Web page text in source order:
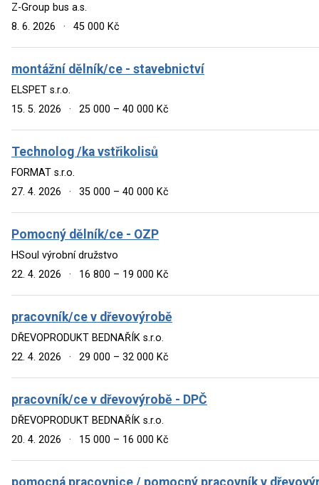
Z-Group bus a.s.
8. 6. 2026
· 45 000 Kč
montážní dělník/ce - stavebnictví
ELSPET s.r.o.
15. 5. 2026
· 25 000 – 40 000 Kč
Technolog /ka vstřikolisů
FORMAT s.r.o.
27. 4. 2026
· 35 000 – 40 000 Kč
Pomocný dělník/ce - OZP
HSoul výrobní družstvo
22. 4. 2026
· 16 800 – 19 000 Kč
pracovník/ce v dřevovýrobě
DŘEVOPRODUKT BEDNAŘÍK s.r.o.
22. 4. 2026
· 29 000 – 32 000 Kč
pracovník/ce v dřevovýrobě - DPČ
DŘEVOPRODUKT BEDNAŘÍK s.r.o.
20. 4. 2026
· 15 000 – 16 000 Kč
pomocná pracovnice / pomocný pracovník v